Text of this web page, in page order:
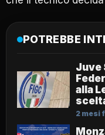
POTREBBE
Juve
alla
2 mesi